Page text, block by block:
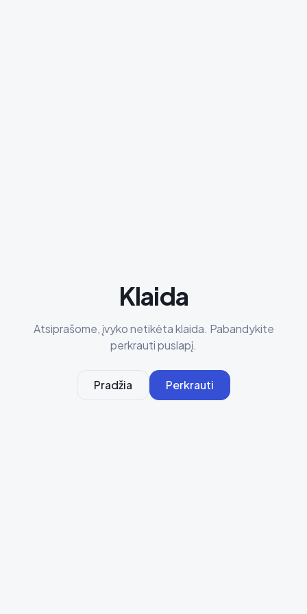
Klaida
Atsiprašome, įvyko netikėta klaida. Pabandykite
perkrauti puslapį.
Pradžia Perkrauti